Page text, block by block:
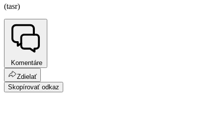
(tasr)
Komentáre
Zdielať
Skopírovať odkaz